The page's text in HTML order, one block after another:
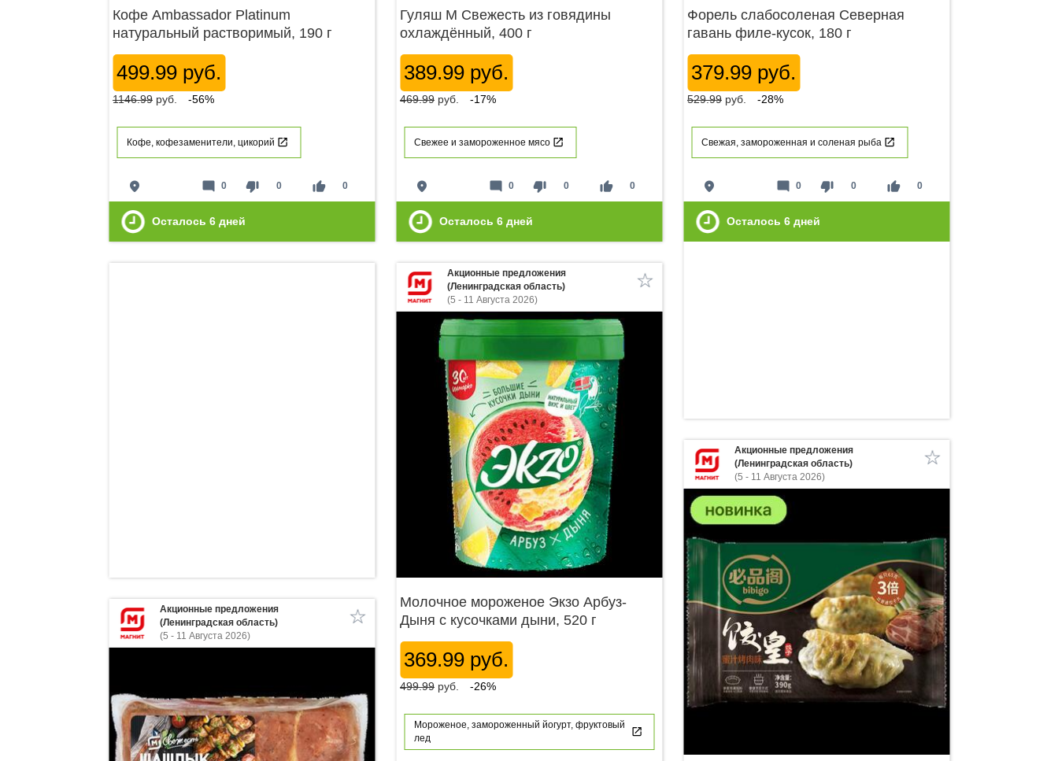
Кофе Ambassador Platinum
натуральный растворимый, 190 г
499.99 руб.
1146.99 руб. -56%
Кофе, кофезаменители, цикорий
place thumb_down 0 thumb_up 0
mode_comment 0
Осталось 6 дней
Гуляш М Свежесть из говядины
охлаждённый, 400 г
389.99 руб.
469.99 руб. -17%
Свежее и замороженное мясо
place thumb_down 0 thumb_up 0
mode_comment 0
Осталось 6 дней
Форель слабосоленая Северная
гавань филе-кусок, 180 г
379.99 руб.
529.99 руб. -28%
Свежая, замороженная и соленая рыба
place thumb_down 0 thumb_up 0
mode_comment 0
Осталось 6 дней
Акционные предложения
(Ленинградская область)
(5 - 11 Августа 2026)
Молочное мороженое Экзо Арбуз-
Дыня с кусочками дыни, 520 г
369.99 руб.
499.99 руб. -26%
Мороженое, замороженный йогурт, фруктовый
лед
Акционные предложения
(Ленинградская область)
(5 - 11 Августа 2026)
Акционные предложения
(Ленинградская область)
(5 - 11 Августа 2026)